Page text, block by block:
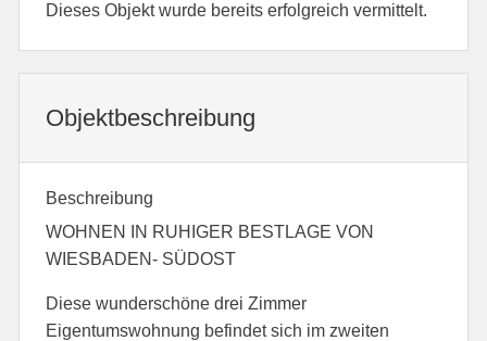
Dieses Objekt wurde bereits erfolgreich vermittelt.
Objekt­beschreibung
Beschreibung
WOHNEN IN RUHIGER BESTLAGE VON
WIESBADEN- SÜDOST
Diese wunderschöne drei Zimmer
Eigentumswohnung befindet sich im zweiten